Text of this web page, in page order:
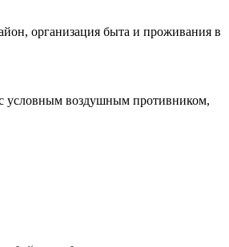
организация быта и проживания в
с условным воздушным противником,